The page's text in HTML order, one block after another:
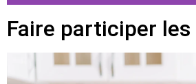
Faire participer